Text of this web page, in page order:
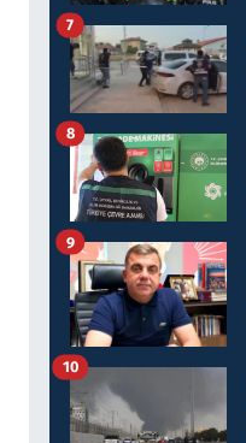
7
8
9
10